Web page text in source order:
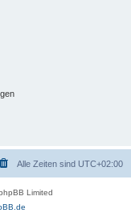
Alle Zeiten sind UTC+02:00
Limited